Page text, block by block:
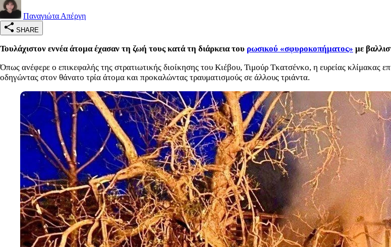
Παναγιώτα Απέργη
SHARE
Τουλάχιστον εννέα άτομα έχασαν τη ζωή τους κατά τη διάρκεια του ρωσικού «σφυροκοπήματος» με
Όπως ανέφερε ο επικεφαλής της στρατιωτικής διοίκησης του Κιέβου, Τιμούρ Τκατσένκο, η ευρείας κλίμακας
οδηγώντας στον θάνατο τρία άτομα και προκαλώντας τραυματισμούς σε άλλους τριάντα.